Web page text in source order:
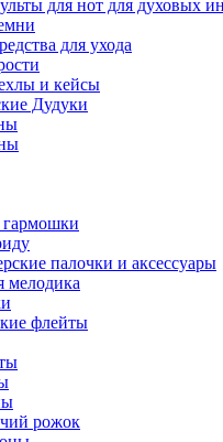
для нот для духовых
для ухода
и кейсы
Дудуки
палочки и аксессуары
мелодика
флейты
рожок